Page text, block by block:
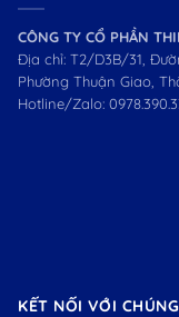
CÔNG TY CỔ PHẦN
Địa chỉ: T2/D3B/31,
Phường Thuận Giao,
Hotline/Zalo:
KẾT NỐI VỚI